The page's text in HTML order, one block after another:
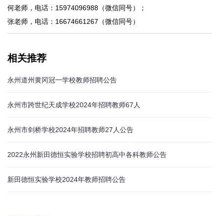
何老师，电话：15974096988（微信同号）；
张老师，电话：16674661267（微信同号）
相关推荐
永州道州黄冈冠一学校教师招聘公告
永州市跨世纪天成学校2024年招聘教师67人
永州市剑桥学校2024年招聘教师27人公告
2022永州新田德恒实验学校招聘初高中各科教师公告
新田德恒实验学校2024年教师招聘公告